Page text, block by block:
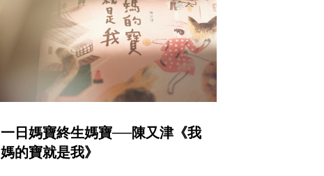
一日媽寶終生媽寶──陳又津《我
媽的寶就是我》